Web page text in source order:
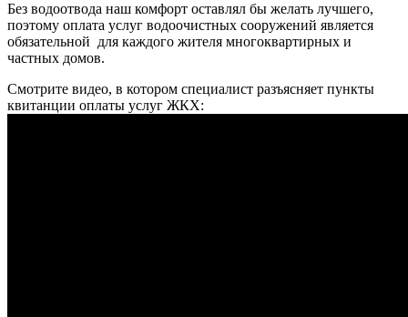
Без водоотвода наш комфорт оставлял бы желать лучшего,
поэтому оплата услуг водоочистных сооружений является
обязательной для каждого жителя многоквартирных и
частных домов.
Смотрите видео, в котором специалист разъясняет пункты
квитанции оплаты услуг ЖКХ: